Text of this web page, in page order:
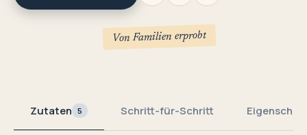
Von Familien erprobt
Zutaten 5 Schritt-für-Schritt